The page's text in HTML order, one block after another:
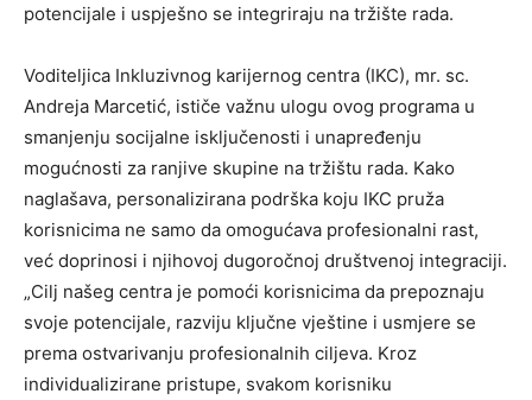
potencijale i uspješno se integriraju na tržište rada.
Voditeljica Inkluzivnog karijernog centra (IKC), mr. sc.
Andreja Marcetić, ističe važnu ulogu ovog programa u
smanjenju socijalne isključenosti i unapređenju
mogućnosti za ranjive skupine na tržištu rada. Kako
naglašava, personalizirana podrška koju IKC pruža
korisnicima ne samo da omogućava profesionalni rast,
već doprinosi i njihovoj dugoročnoj društvenoj integraciji.
„Cilj našeg centra je pomoći korisnicima da prepoznaju
svoje potencijale, razviju ključne vještine i usmjere se
prema ostvarivanju profesionalnih ciljeva. Kroz
individualizirane pristupe, svakom korisniku